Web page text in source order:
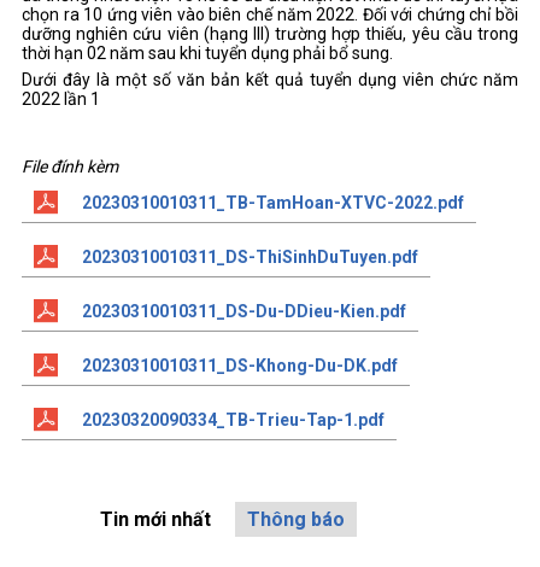
chọn ra 10 ứng viên vào biên chế năm 2022. Đối với chứng chỉ bồi
dưỡng nghiên cứu viên (hạng III) trường hợp thiếu, yêu cầu trong
thời hạn 02 năm sau khi tuyển dụng phải bổ sung.
Dưới đây là một số văn bản kết quả tuyển dụng viên chức năm
2022 lần 1
File đính kèm
20230310010311_TB-TamHoan-XTVC-2022.pdf
20230310010311_DS-ThiSinhDuTuyen.pdf
20230310010311_DS-Du-DDieu-Kien.pdf
20230310010311_DS-Khong-Du-DK.pdf
20230320090334_TB-Trieu-Tap-1.pdf
Tin mới nhất Thông báo